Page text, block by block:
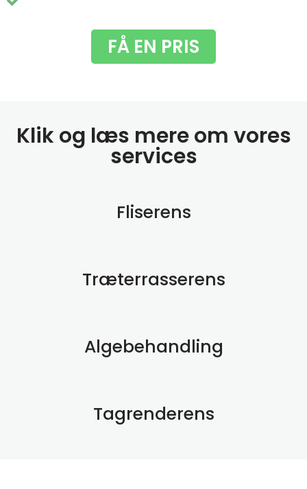
FÅ EN PRIS
Klik og læs mere om vores
services
Fliserens
Træterrasserens
Algebehandling
Tagrenderens